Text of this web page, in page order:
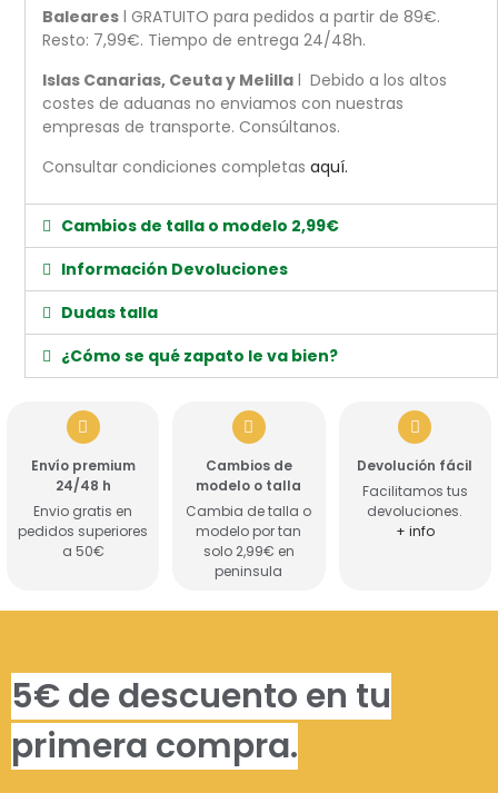
Baleares l GRATUITO para pedidos a partir de 89€.
Resto: 7,99€. Tiempo de entrega 24/48h.
Islas Canarias, Ceuta y Melilla l Debido a los altos
costes de aduanas no enviamos con nuestras
empresas de transporte. Consúltanos.
Consultar condiciones completasaquí.
Cambios de talla o modelo 2,99€
Información Devoluciones
Dudas talla
¿Cómo se qué zapato le va bien?
Envío premium
24/48 h
Envio gratis en
pedidos superiores
a 50€
Cambios de
modelo o talla
Cambia de talla o
modelo por tan
solo 2,99€ en
peninsula
Devolución fácil
Facilitamos tus
devoluciones.
+ info
5€ de descuento en tu
primera compra.